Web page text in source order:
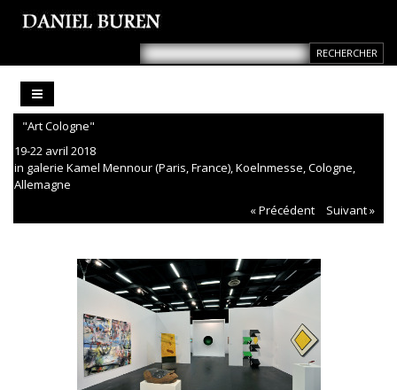
"Art Cologne"
19-22 avril 2018
in galerie Kamel Mennour (Paris, France), Koelnmesse, Cologne,
Allemagne
« Précédent
Suivant »